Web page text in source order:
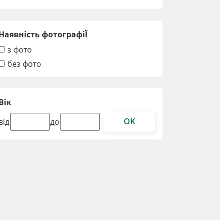
фотографіЇ
з фото
без фото
до OK